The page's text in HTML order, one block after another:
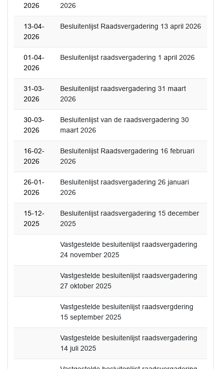
2026
2026
13-04-
2026
Besluitenlijst Raadsvergadering 13 april 2026
01-04-
2026
Besluitenlijst raadsvergadering 1 april 2026
31-03-
2026
Besluitenlijst raadsvergadering 31 maart
2026
30-03-
2026
Besluitenlijst van de raadsvergadering 30
maart 2026
16-02-
2026
Besluitenlijst Raadsvergadering 16 februari
2026
26-01-
2026
Besluitenlijst raadsvergadering 26 januari
2026
15-12-
2025
Besluitenlijst raadsvergadering 15 december
2025
Vastgestelde besluitenlijst raadsvergadering
24 november 2025
Vastgestelde besluitenlijst raadsvergadering
27 oktober 2025
Vastgestelde besluitenlijst raadsvergdering
15 september 2025
Vastgestelde besluitenlijst raadsvergadering
14 juli 2025